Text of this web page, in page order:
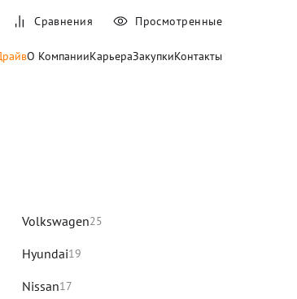
О КомпанииКарьераЗакупкиКонтакты
Сравнения Просмотренные
Volkswagen25
Hyundai19
Nissan17